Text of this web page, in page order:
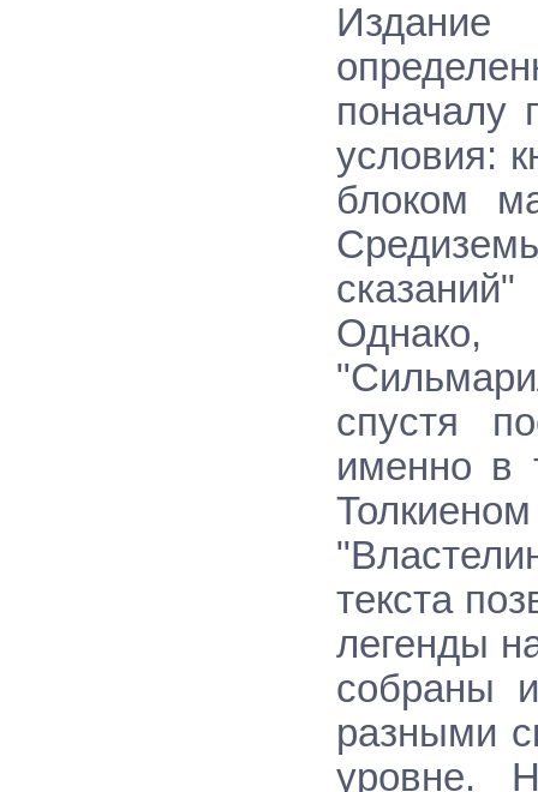
поначалу
условия:
блоком
спустя
именно в
текста
легенды
собраны
разными
уровне.